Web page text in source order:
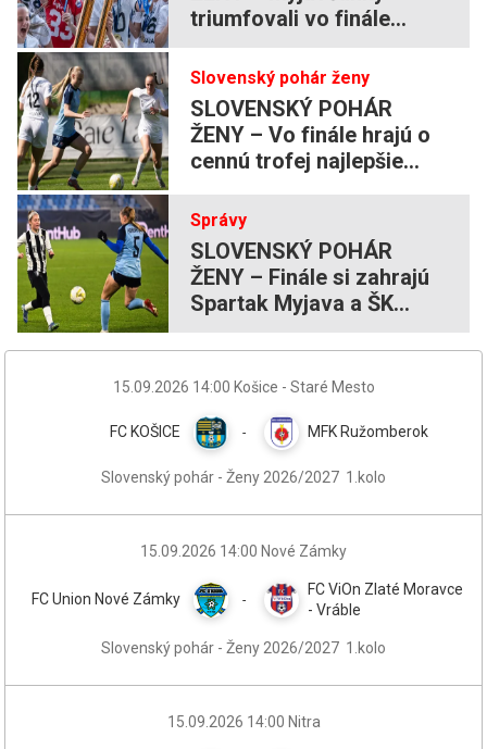
triumfovali vo finále
štvrtý raz po sebe
Slovenský pohár ženy
SLOVENSKÝ POHÁR
ŽENY – Vo finále hrajú o
cennú trofej najlepšie
Správy
SLOVENSKÝ POHÁR
ŽENY – Finále si zahrajú
Spartak Myjava a ŠK
Slovan Bratislava
15.09.2026 14:00 Košice - Staré Mesto
FC KOŠICE - MFK Ružomberok
Slovenský pohár - Ženy 2026/2027 1.kolo
15.09.2026 14:00 Nové Zámky
FC Union Nové Zámky -
FC ViOn Zlaté Moravce
- Vráble
Slovenský pohár - Ženy 2026/2027 1.kolo
15.09.2026 14:00 Nitra